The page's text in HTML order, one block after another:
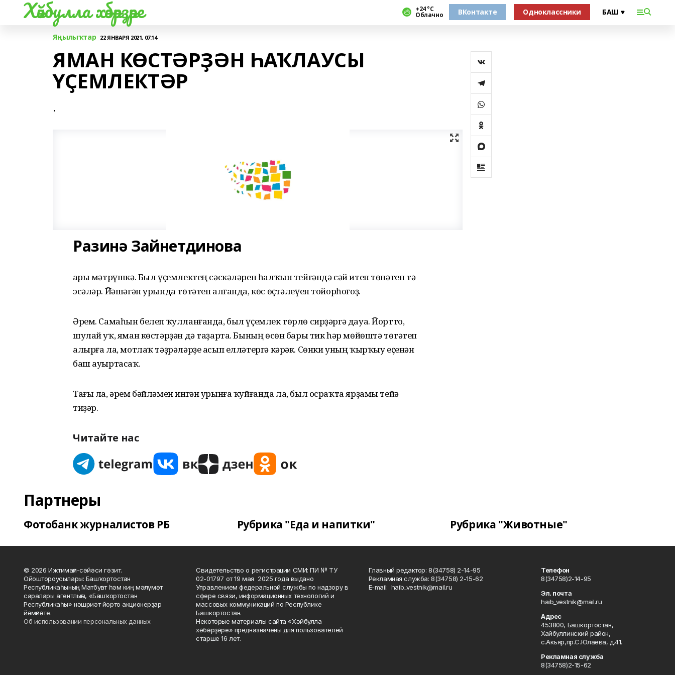
Хәйбулла хәбәрҙәре +24 °С
Облачно ВКонтакте Одноклассники
Яңылыҡтар 22 ЯНВАРЯ 2021, 07:14
ЯМАН КӨСТӘРҘӘН ҺАҠЛАУСЫ
ҮҪЕМЛЕКТӘР
.
Разинә Зайнетдинова
Һары мәтрүшкә. Был үҫемлектең сәскәләрен һалҡын тейгәндә сәй итеп төнәтеп тә
эсәләр. Йәшәгән урында төтәтеп алғанда, көс өҫтәлеүен тойорһоғоҙ.
Әрем. Самаһын белеп ҡулланғанда, был үҫемлек төрлө сирҙәргә дауа. Йортто,
шулай уҡ, яман көстәрҙән дә таҙарта. Бының өсөн бары тик һәр мөйөштә төтәтеп
алырға ла, мотлаҡ тәҙрәләрҙе асып елләтергә кәрәк. Сөнки уның ҡырҡыу еҫенән
баш ауыртасаҡ.
Тағы ла, әрем бәйләмен ингән урынға ҡуйғанда ла, был осраҡта ярҙамы тейә
тиҙәр.
Читайте нас
Партнеры
Фотобанк журналистов РБ Рубрика "Еда и напитки" Рубрика "Животные"
© 2026 Ижтимағи-сәйәси гәзит.
Ойоштороусылары: Башҡортостан
Республикаһының Матбуғат һәм киң мәғлүмәт
саралары агентлығы, «Башҡортостан
Республикаһы» нәшриәт йорто акционерҙар
йәмғиәте.
Об использовании персональных данных
Свидетельство о регистрации СМИ: ПИ № ТУ
02-01797 от 19 мая 2025 года выдано
Управлением федеральной службы по надзору в
сфере связи, информационных технологий и
массовых коммуникаций по Республике
Башкортостан.
Некоторые материалы сайта «Хәйбулла
хәбәрҙәре» предназначены для пользователей
старше 16 лет.
Главный редактор: 8(34758) 2-14-95
Рекламная служба: 8(34758) 2-15-62
Е-mаil: haib_vestnik@mail.ru
Телефон
8(34758)2-14-95
Эл. почта
haib_vestnik@mail.ru
Адрес
453800, Башкортостан,
Хайбуллинский район,
с.Акъяр,пр.С.Юлаева, д.41.
Рекламная служба
8(34758)2-15-62